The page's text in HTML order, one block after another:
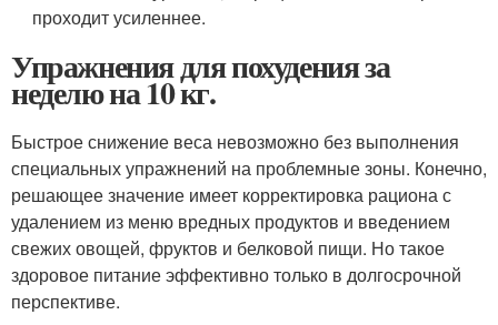
проходит усиленнее.
Упражнения для похудения за
неделю на 10 кг.
Быстрое снижение веса невозможно без выполнения
специальных упражнений на проблемные зоны. Конечно,
решающее значение имеет корректировка рациона с
удалением из меню вредных продуктов и введением
свежих овощей, фруктов и белковой пищи. Но такое
здоровое питание эффективно только в долгосрочной
перспективе.